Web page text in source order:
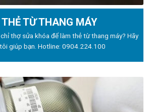
TỪ THANG MÁY
thợ sửa khóa để làm thẻ từ thang máy? Hãy
giúp bạn. Hotline: 0904.224.100